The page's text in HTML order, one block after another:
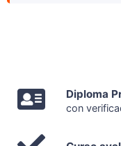
Diploma
con